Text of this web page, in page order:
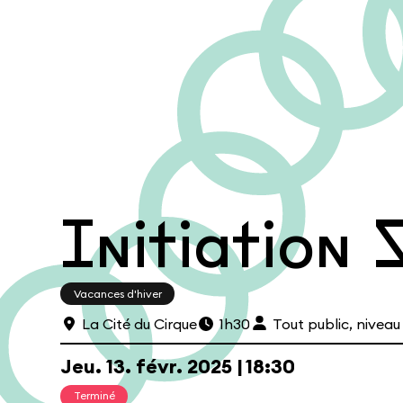
Initiation
Vacances d'hiver
La Cité du Cirque 1h30 Tout public,
Jeu. 13. févr. 2025 18:30
Terminé
Le CaféLes cours hebdosLe